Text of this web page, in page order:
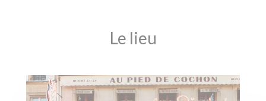
Le lieu